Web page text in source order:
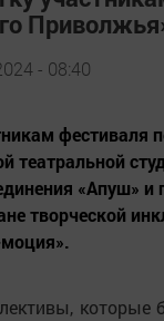
- 08:40
фестиваля
театральной
«Апуш» и
творческой
которые